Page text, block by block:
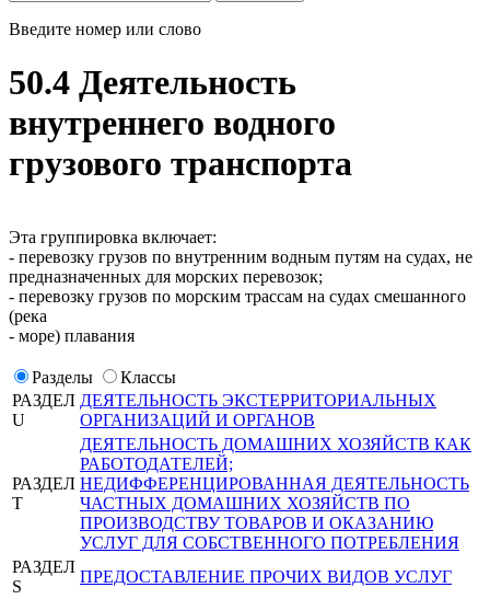
Введите номер или слово
50.4 Деятельность
внутреннего водного
грузового транспорта
Эта группировка включает:
- перевозку грузов по внутренним водным путям на судах, не
предназначенных для морских перевозок;
- перевозку грузов по морским трассам на судах смешанного
(река
- море) плавания
Разделы
Классы
РАЗДЕЛ
U
ДЕЯТЕЛЬНОСТЬ ЭКСТЕРРИТОРИАЛЬНЫХ
ОРГАНИЗАЦИЙ И ОРГАНОВ
РАЗДЕЛ
T
ДЕЯТЕЛЬНОСТЬ ДОМАШНИХ ХОЗЯЙСТВ КАК
РАБОТОДАТЕЛЕЙ;
НЕДИФФЕРЕНЦИРОВАННАЯ ДЕЯТЕЛЬНОСТЬ
ЧАСТНЫХ ДОМАШНИХ ХОЗЯЙСТВ ПО
ПРОИЗВОДСТВУ ТОВАРОВ И ОКАЗАНИЮ
УСЛУГ ДЛЯ СОБСТВЕННОГО ПОТРЕБЛЕНИЯ
РАЗДЕЛ
S
ПРЕДОСТАВЛЕНИЕ ПРОЧИХ ВИДОВ УСЛУГ